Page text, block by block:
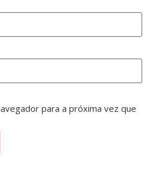
para a próxima vez que